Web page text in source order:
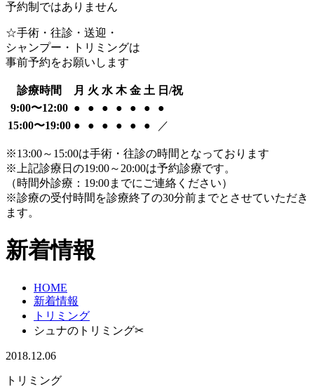
予約制ではありません
☆手術・往診・送迎・
シャンプー・トリミングは
事前予約をお願いします
診療時間 月 火 水 木 金 土 日/祝
9:00〜12:00 ● ● ● ● ● ●
●
15:00〜19:00 ● ● ● ● ● ● ／
※13:00～15:00は手術・往診の時間となっております
※上記診療日の19:00～20:00は予約診療です。
（時間外診療：19:00までにご連絡ください）
※診療の受付時間を診療終了の30分前までとさせていただき
ます。
新着情報
HOME
新着情報
トリミング
シュナのトリミング✂
2018.12.06
トリミング